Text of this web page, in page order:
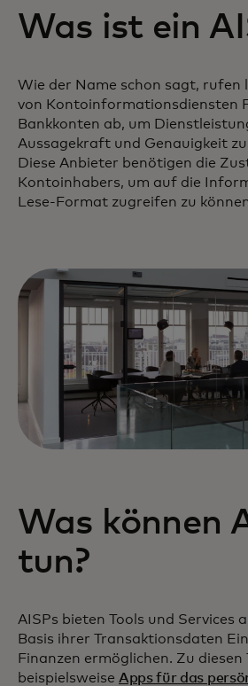
Was ist ein
Wie der Name schon sagt, rufen
von Kontoinformationsdiensten
Bankkonten ab, um
Aussagekraft und Genauigkeit
Diese Anbieter benötigen die
Kontoinhabers, um auf die
Lese-Format zugreifen zu
Was können
tun?
AISPs bieten Tools und Services
Basis ihrer Transaktionsdaten
Finanzen ermöglichen. Zu diesen
beispielsweise Apps für das